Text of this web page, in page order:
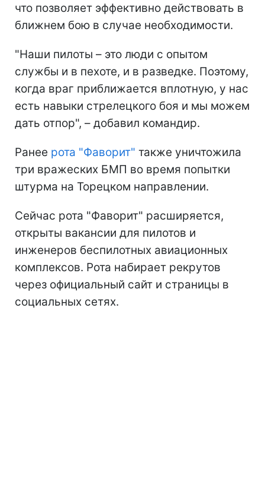
что позволяет эффективно действовать в
ближнем бою в случае необходимости.
"Наши пилоты – это люди с опытом
службы и в пехоте, и в разведке. Поэтому,
когда враг приближается вплотную, у нас
есть навыки стрелецкого боя и мы можем
дать отпор", – добавил командир.
Ранее рота "Фаворит" также уничтожила
три вражеских БМП во время попытки
штурма на Торецком направлении.
Сейчас рота "Фаворит" расширяется,
открыты вакансии для пилотов и
инженеров беспилотных авиационных
комплексов. Рота набирает рекрутов
через официальный сайт и страницы в
социальных сетях.